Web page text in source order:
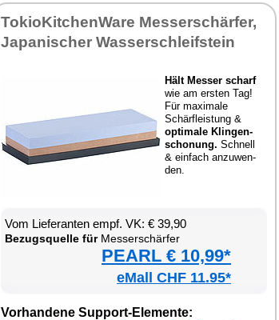
To­kio­Kit­chen­Wa­re Mes­ser­schär­fer,
Ja­pa­ni­scher Was­ser­schleif­stein
Hält Mes­ser scharf
wie am ers­ten Tag!
Für ma­xi­ma­le
Schär­fleis­tung &
op­ti­ma­le Klin­gen­
scho­nung. Schnell
& ein­fach an­zu­wen­
den.
Vom Lie­fe­ran­ten empf. VK: € 39,90
Be­zugs­quel­le fürMes­ser­schär­fer
PEARL € 10,99*
eMall CHF 11.95*
Vor­han­de­ne Sup­port-Ele­men­te: